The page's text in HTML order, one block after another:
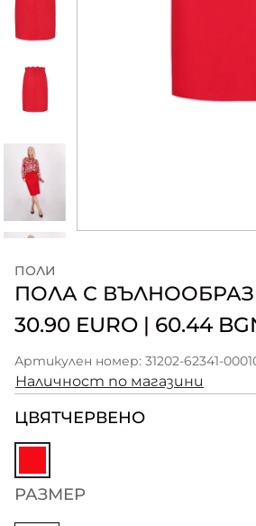
ПОЛИ
ПОЛА С
30.90 EURO | 60.44
Артикулен номер: 31202-62341-
Наличност по магазини
ЦВЯТЧЕРВЕНО
РАЗМЕР